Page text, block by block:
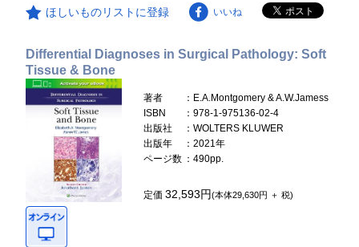
ほしいものリストに登録 いいね
Differential Diagnoses in Surgical Pathology: Soft
Tissue & Bone
著者
：E.A.Montgomery & A.W.Jamess
ISBN
：978-1-975136-02-4
出版社
：WOLTERS KLUWER
出版年
：2021年
ページ数 ：490pp.
定価32,593円(本体29,630円 ＋ 税)